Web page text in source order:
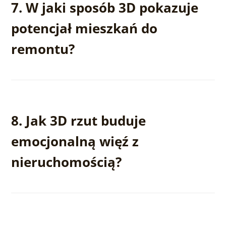
7. W jaki sposób 3D pokazuje
potencjał mieszkań do
remontu?
klienta do zakupu nieruchomości w stanie surowym
lub do remontu.
8. Jak 3D rzut buduje
emocjonalną więź z
nieruchomością?